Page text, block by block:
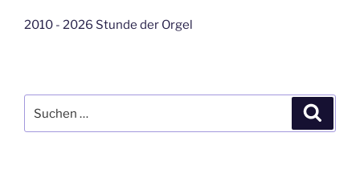
2010 - 2026 Stunde der Orgel
nach: